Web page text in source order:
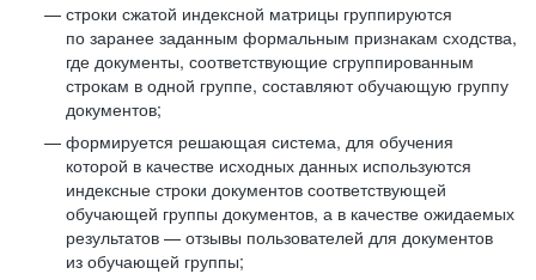
строки сжатой индексной матрицы группируются
по заранее заданным формальным признакам сходства,
где документы, соответствующие сгруппированным
строкам в одной группе, составляют обучающую группу
документов;
формируется решающая система, для обучения
которой в качестве исходных данных используются
индексные строки документов соответствующей
обучающей группы документов, а в качестве ожидаемых
результатов — отзывы пользователей для документов
из обучающей группы;